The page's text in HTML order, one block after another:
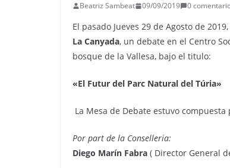
Beatriz Sambeat 09/09/2019 0
El pasado Jueves 29 de Agosto de
La Canyada, un debate en el Centro
bosque de la Vallesa, bajo el titulo:
«El Futur del Parc Natural del Túria»
La Mesa de Debate estuvo compuesta
Por part de la Conselleria:
Diego Marín Fabra ( Director General